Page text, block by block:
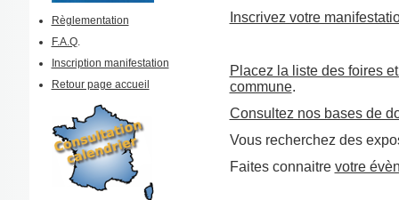
Règlementation
F.A.Q.
Inscription manifestation
Retour page accueil
Inscrivez votre
Placez la liste des foires
commune.
Consultez nos bases de
Vous recherchez des
Faites connaitre votre